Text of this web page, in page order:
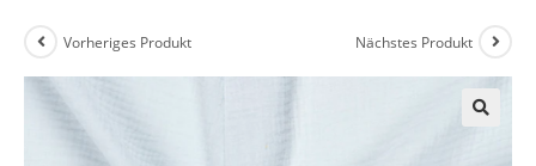
Vorheriges Produkt Nächstes Produkt